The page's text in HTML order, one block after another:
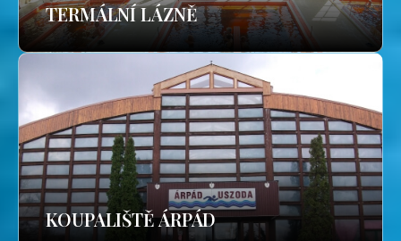
TERMÁLNÍ LÁZNĚ
KOUPALIŠTĚ ÁRPÁD